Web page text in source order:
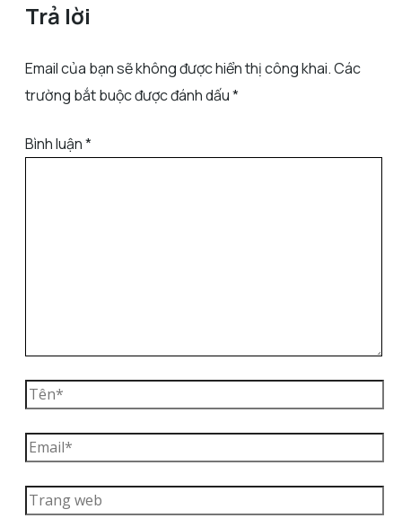
Trả lời
Email của bạn sẽ không được hiển thị công khai.Các
trường bắt buộc được đánh dấu*
Bình luận*